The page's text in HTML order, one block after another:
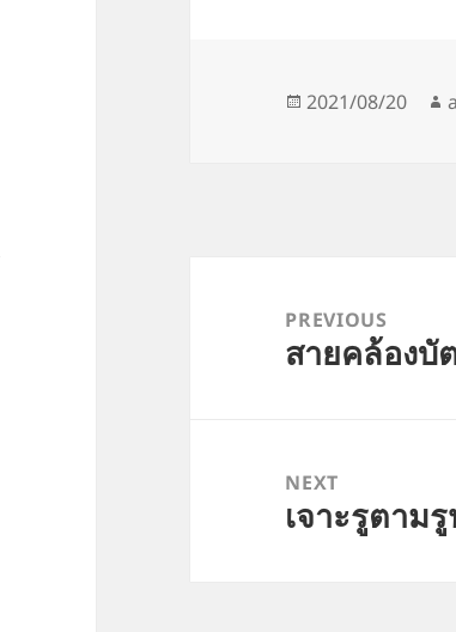
Posted
2021/08/20
navigationPREVIOUS
Previous
สายคล้อง
NEXT
Next
เจาะรูตาม